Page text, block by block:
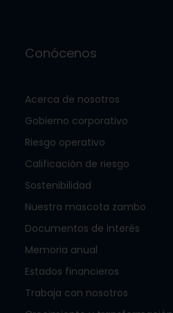
Conócenos
Acerca de nosotros
Gobierno corporativo
Riesgo operativo
Calificación de riesgo
Sostenibilidad
Nuestra mascota zambo
Documentos de interés
Memoria anual
Estados financieros
Trabaja con nosotros